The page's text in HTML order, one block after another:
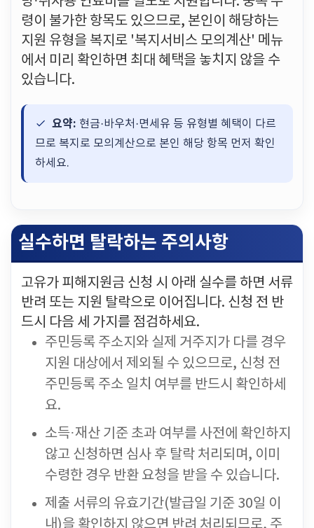
령이 불가한 항목도 있으므로, 본인이 해당하는
지원 유형을 복지로 '복지서비스 모의계산' 메뉴
에서 미리 확인하면 최대 혜택을 놓치지 않을 수
있습니다.
요약: 현금·바우처·면세유 등 유형별 혜택이 다르
므로 복지로 모의계산으로 본인 해당 항목 먼저 확인
하세요.
실수하면 탈락하는 주의사항
고유가 피해지원금 신청 시 아래 실수를 하면 서류
반려 또는 지원 탈락으로 이어집니다. 신청 전 반
드시 다음 세 가지를 점검하세요.
주민등록 주소지와 실제 거주지가 다를 경우
지원 대상에서 제외될 수 있으므로, 신청 전
주민등록 주소 일치 여부를 반드시 확인하세
요.
소득·재산 기준 초과 여부를 사전에 확인하지
않고 신청하면 심사 후 탈락 처리되며, 이미
수령한 경우 반환 요청을 받을 수 있습니다.
제출 서류의 유효기간(발급일 기준 30일 이